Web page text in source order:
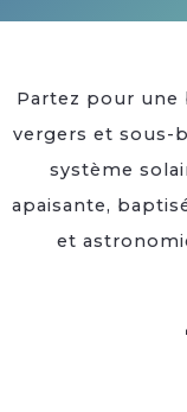
Partez pour une
vergers et sous-
système
apaisante,
et